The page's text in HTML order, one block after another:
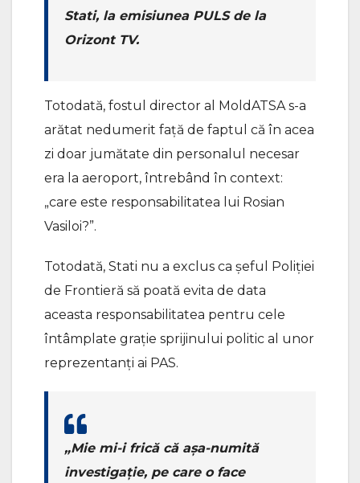
Stati, la emisiunea PULS de la
Orizont TV.
Totodată, fostul director al MoldATSA s-a
arătat nedumerit față de faptul că în acea
zi doar jumătate din personalul necesar
era la aeroport, întrebând în context:
„care este responsabilitatea lui Rosian
Vasiloi?”.
Totodată, Stati nu a exclus ca șeful Poliției
de Frontieră să poată evita de data
aceasta responsabilitatea pentru cele
întâmplate grație sprijinului politic al unor
reprezentanți ai PAS.
„Mie mi-i frică că așa-numită
investigație, pe care o face